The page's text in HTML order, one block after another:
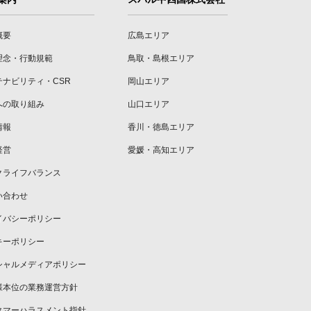
要
念・行動規範
ナビリティ・CSR
の取り組み
報
営
ライフバランス
合わせ
バシーポリシー
ーポリシー
ャルメディアポリシー
本位の業務運営方針
広島エリア
鳥取・島根エリア
岡山エリア
山口エリア
香川・徳島エリア
愛媛・高知エリア